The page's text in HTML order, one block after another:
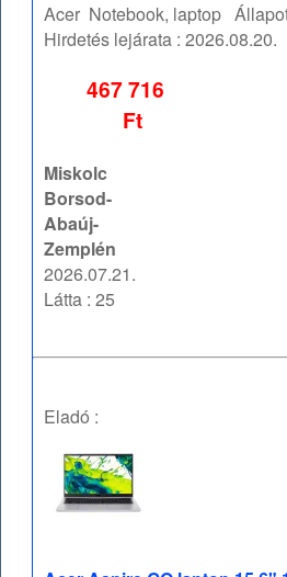
Acer Notebook, laptop
Hirdetés lejárata :2026.08.20.
467 716
Ft
Miskolc
Borsod-
Abaúj-
Zemplén
2026.07.21.
Látta : 25
Eladó :